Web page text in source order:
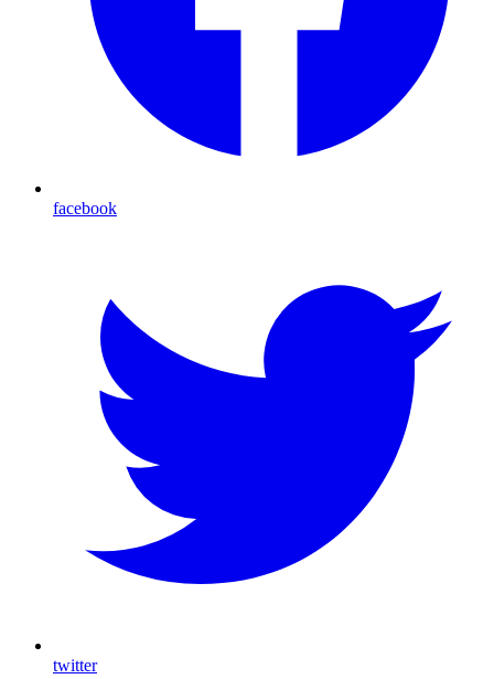
facebook
twitter